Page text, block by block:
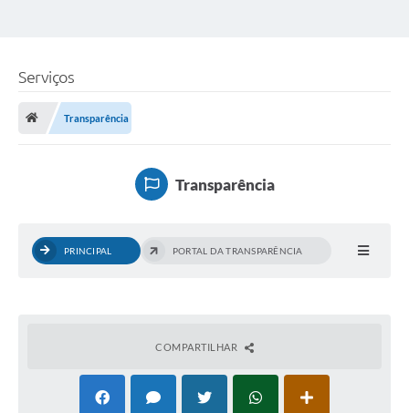
Serviços
Transparência
Transparência
PRINCIPAL PORTAL DA TRANSPARÊNCIA
COMPARTILHAR